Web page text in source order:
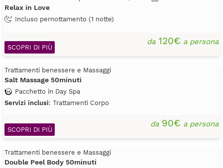
Relax in Love
Incluso pernottamento (1 notte)
da120€ a persona
SCOPRI DI PIÙ
Trattamenti benessere e Massaggi
Salt Massage 50minuti
Pacchetto in Day Spa
Servizi inclusi: Trattamenti Corpo
da90€ a persona
SCOPRI DI PIÙ
Trattamenti benessere e Massaggi
Double Peel Body 50minuti